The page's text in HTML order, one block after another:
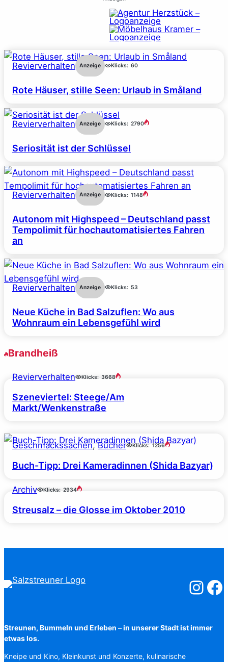
Revierverhalten Anzeige Klicks: 60
Rote Häuser, stille Seen: Urlaub in Småland
Revierverhalten Anzeige Klicks: 2790
Seriosität ist der Schlüssel
Revierverhalten Anzeige Klicks: 1148
Autonom mit Highspeed – Deutschland passt
Tempolimit für hochautomatisiertes Fahren
an
Revierverhalten Anzeige Klicks: 53
Neue Küche in Bad Salzuflen: Wo aus
Wohnraum ein Lebensgefühl wird
Brandheiß
Revierverhalten Klicks: 3668
Szeneviertel: Steege/Am
Markt/Wenkenstraße
Geschmackssachen, Bücher Klicks: 1256
Buch-Tipp: Drei Kameradinnen (Shida Bazyar)
Archiv Klicks: 2934
Streusalz – die Glosse im Oktober 2010
Streunen, Bummeln und Erleben – in unserer Stadt ist immer
etwas los.
Kneipe und Kino, Kleinkunst und Konzerte, kulinarische